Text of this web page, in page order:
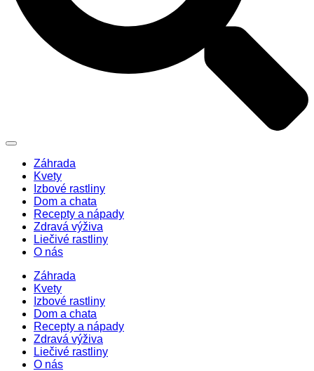
Záhrada
Kvety
Izbové rastliny
Dom a chata
Recepty a nápady
Zdravá výživa
Liečivé rastliny
O nás
Záhrada
Kvety
Izbové rastliny
Dom a chata
Recepty a nápady
Zdravá výživa
Liečivé rastliny
O nás